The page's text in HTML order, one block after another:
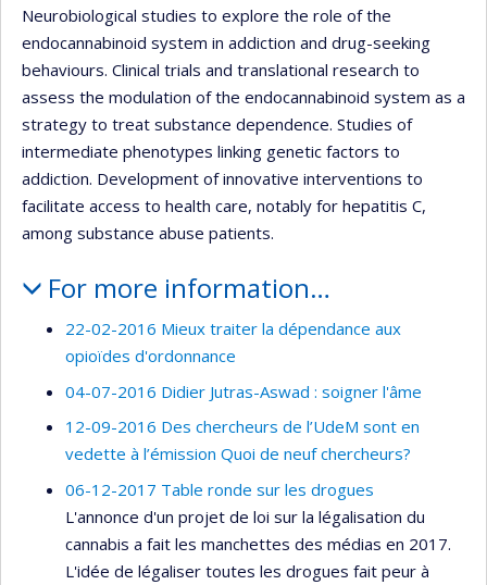
Neurobiological studies to explore the role of the
endocannabinoid system in addiction and drug-seeking
behaviours. Clinical trials and translational research to
assess the modulation of the endocannabinoid system as a
strategy to treat substance dependence. Studies of
intermediate phenotypes linking genetic factors to
addiction. Development of innovative interventions to
facilitate access to health care, notably for hepatitis C,
among substance abuse patients.
For more information…
22-02-2016 Mieux traiter la dépendance aux
opioïdes d'ordonnance
04-07-2016 Didier Jutras-Aswad : soigner l'âme
12-09-2016 Des chercheurs de l’UdeM sont en
vedette à l’émission Quoi de neuf chercheurs?
06-12-2017 Table ronde sur les drogues
L'annonce d'un projet de loi sur la légalisation du
cannabis a fait les manchettes des médias en 2017.
L'idée de légaliser toutes les drogues fait peur à